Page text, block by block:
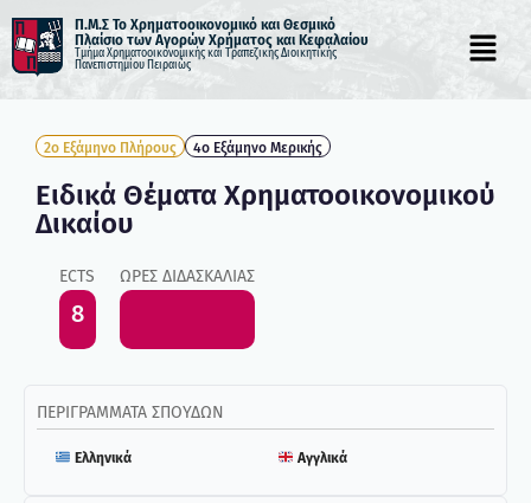
Μεταπηδήστε
Π.Μ.Σ Το Χρηματοοικονομικό και Θεσμικό
Πλαίσιο των Αγορών Χρήματος και Κεφαλαίου
Τμήμα Χρηματοοικονομικής και Τραπεζικής Διοικητικής
Πανεπιστημίου Πειραιώς
2ο Εξάμηνο Πλήρους 4ο Εξάμηνο Μερικής
Ειδικά Θέματα Χρηματοοικονομικού
Δικαίου
ECTS
8
ΏΡΕΣ ΔΙΔΑΣΚΑΛΊΑΣ
ΠΕΡΙΓΡΆΜΜΑΤΑ ΣΠΟΥΔΏΝ
Ελληνικά Αγγλικά